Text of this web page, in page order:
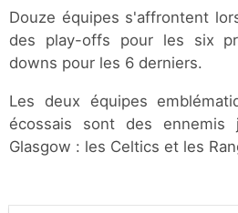
Douze équipes s'affrontent
des play-offs pour les six
downs pour les 6 derniers.
Les deux équipes
écossais sont des
Glasgow : les Celtics et les